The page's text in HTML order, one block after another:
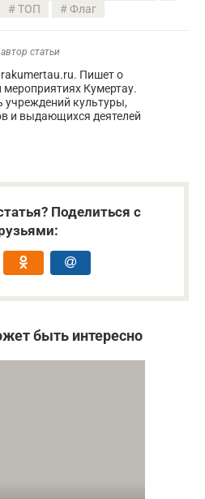
ТОП Флаг
статьи
Пишет о
Кумертау.
учреждений культуры,
и выдающихся деятелей
Поделиться с
быть интересно